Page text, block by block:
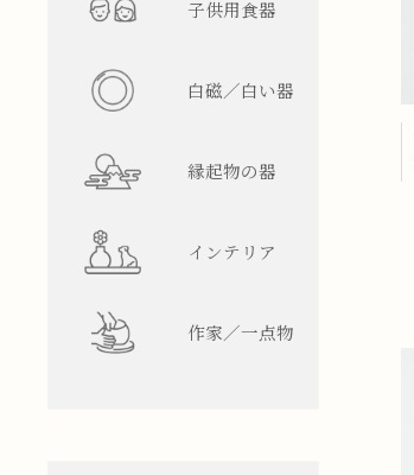
子供用食器
白磁／白い器
縁起物の器
インテリア
作家／一点物